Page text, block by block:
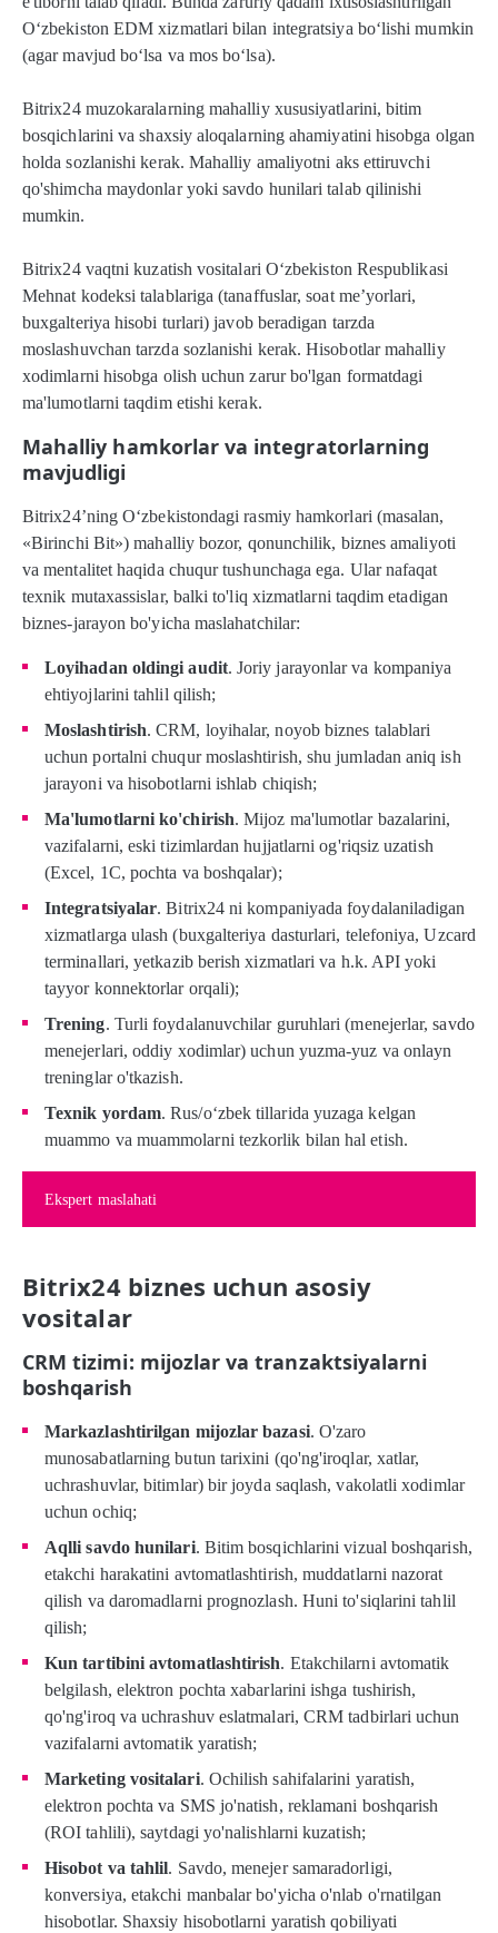
Oʻzbekiston EDM xizmatlari bilan integratsiya boʻlishi mumkin
(agar mavjud boʻlsa va mos boʻlsa).
Bitrix24 muzokaralarning mahalliy xususiyatlarini, bitim
bosqichlarini va shaxsiy aloqalarning ahamiyatini hisobga olgan
holda sozlanishi kerak. Mahalliy amaliyotni aks ettiruvchi
qo'shimcha maydonlar yoki savdo hunilari talab qilinishi
mumkin.
Bitrix24 vaqtni kuzatish vositalari O‘zbekiston Respublikasi
Mehnat kodeksi talablariga (tanaffuslar, soat me’yorlari,
buxgalteriya hisobi turlari) javob beradigan tarzda
moslashuvchan tarzda sozlanishi kerak. Hisobotlar mahalliy
xodimlarni hisobga olish uchun zarur bo'lgan formatdagi
ma'lumotlarni taqdim etishi kerak.
Mahalliy hamkorlar va integratorlarning
mavjudligi
Bitrix24’ning O‘zbekistondagi rasmiy hamkorlari (masalan,
«Birinchi Bit») mahalliy bozor, qonunchilik, biznes amaliyoti
va mentalitet haqida chuqur tushunchaga ega. Ular nafaqat
texnik mutaxassislar, balki to'liq xizmatlarni taqdim etadigan
biznes-jarayon bo'yicha maslahatchilar:
Loyihadan oldingi audit. Joriy jarayonlar va kompaniya
ehtiyojlarini tahlil qilish;
Moslashtirish. CRM, loyihalar, noyob biznes talablari
uchun portalni chuqur moslashtirish, shu jumladan aniq ish
jarayoni va hisobotlarni ishlab chiqish;
Ma'lumotlarni ko'chirish. Mijoz ma'lumotlar bazalarini,
vazifalarni, eski tizimlardan hujjatlarni og'riqsiz uzatish
(Excel, 1C, pochta va boshqalar);
Integratsiyalar. Bitrix24 ni kompaniyada foydalaniladigan
xizmatlarga ulash (buxgalteriya dasturlari, telefoniya, Uzcard
terminallari, yetkazib berish xizmatlari va h.k. API yoki
tayyor konnektorlar orqali);
Trening. Turli foydalanuvchilar guruhlari (menejerlar, savdo
menejerlari, oddiy xodimlar) uchun yuzma-yuz va onlayn
treninglar o'tkazish.
Texnik yordam. Rus/o‘zbek tillarida yuzaga kelgan
muammo va muammolarni tezkorlik bilan hal etish.
Ekspert maslahati
Bitrix24 biznes uchun asosiy
vositalar
CRM tizimi: mijozlar va tranzaktsiyalarni
boshqarish
Markazlashtirilgan mijozlar bazasi. O'zaro
munosabatlarning butun tarixini (qo'ng'iroqlar, xatlar,
uchrashuvlar, bitimlar) bir joyda saqlash, vakolatli xodimlar
uchun ochiq;
Aqlli savdo hunilari. Bitim bosqichlarini vizual boshqarish,
etakchi harakatini avtomatlashtirish, muddatlarni nazorat
qilish va daromadlarni prognozlash. Huni to'siqlarini tahlil
qilish;
Kun tartibini avtomatlashtirish. Etakchilarni avtomatik
belgilash, elektron pochta xabarlarini ishga tushirish,
qo'ng'iroq va uchrashuv eslatmalari, CRM tadbirlari uchun
vazifalarni avtomatik yaratish;
Marketing vositalari. Ochilish sahifalarini yaratish,
elektron pochta va SMS jo'natish, reklamani boshqarish
(ROI tahlili), saytdagi yo'nalishlarni kuzatish;
Hisobot va tahlil. Savdo, menejer samaradorligi,
konversiya, etakchi manbalar bo'yicha o'nlab o'rnatilgan
hisobotlar. Shaxsiy hisobotlarni yaratish qobiliyati